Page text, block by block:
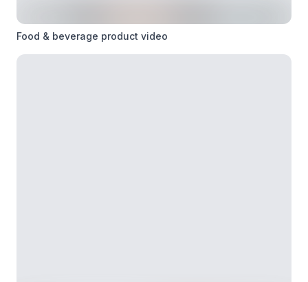
Food & beverage product video